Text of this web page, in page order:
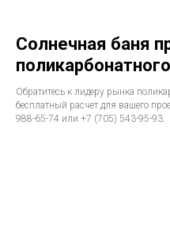
Солнечная баня
Обратитесь к лидеру рынка
бесплатный расчет для вашего
988-65-74 или +7 (705) 543-95-93.